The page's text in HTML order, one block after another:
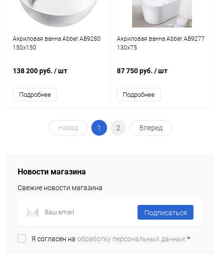
Акриловая ванна Abber AB9280
150x150
138 200 руб. / шт
Подробнее
Акриловая ванна Abber AB9277
130x75
87 750 руб. / шт
Подробнее
Назад 1 2 Вперед
Новости магазина
Свежие новости магазина
Подписаться
Я согласен на обработку персональных данных.*